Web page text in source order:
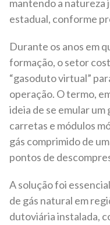
mantendo a natureza
estadual, conforme
Durante os anos em
formação, o setor
“gasoduto virtual”
operação. O termo,
ideia de se emular
carretas e módulos
gás comprimido de
pontos de
A solução foi
de gás natural em
dutoviária instalada,